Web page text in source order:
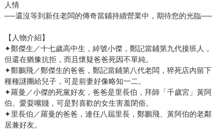
人情
──還沒等到新任老闆的傳奇當鋪持續營業中，期待您的光臨──
【人物介紹】
✦鄭傑生／十七歲高中生，綽號小傑，鄭記當鋪第九代接班人，
但還在猶豫抗拒，而且懷疑爸爸死因不單純。
✦鄭鵬飛／鄭傑生的爸爸，鄭記當鋪第八代老闆，猝死店內留下
種種謎團給兒子，可是前妻好像略知一二。
✦羅曼／小傑的死黨好友，爸爸是里長伯，拜師「千歲宮」黃阿
伯。愛耍嘴賤，可是對喜歡的女生害羞閉俗。
✦里長伯／羅曼的爸爸，連任八屆里長，鄭鵬飛、黃阿伯的老鄰
居兼好友。